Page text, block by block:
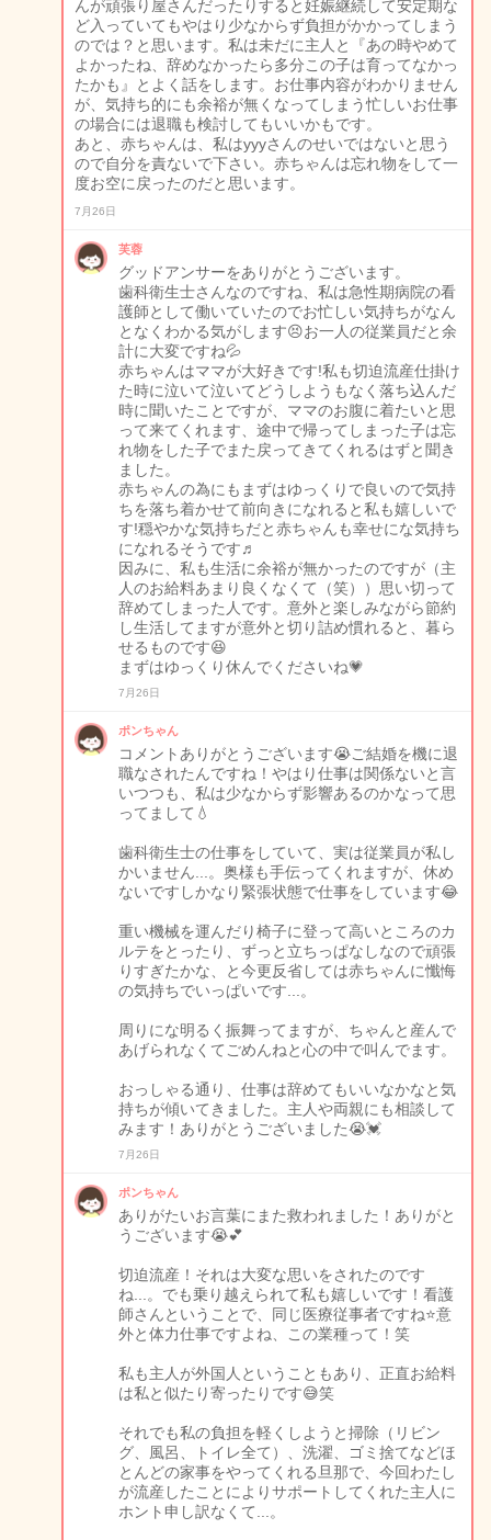
んが頑張り屋さんだったりすると妊娠継続して安定期な
ど入っていてもやはり少なからず負担がかかってしまう
のでは？と思います。私は未だに主人と『あの時やめて
よかったね、辞めなかったら多分この子は育ってなかっ
たかも』とよく話をします。お仕事内容がわかりません
が、気持ち的にも余裕が無くなってしまう忙しいお仕事
の場合には退職も検討してもいいかもです。
あと、赤ちゃんは、私はyyyさんのせいではないと思う
ので自分を責ないで下さい。赤ちゃんは忘れ物をして一
度お空に戻ったのだと思います。
7月26日
芙蓉
グッドアンサーをありがとうございます。
歯科衛生士さんなのですね、私は急性期病院の看
護師として働いていたのでお忙しい気持ちがなん
となくわかる気がします😣お一人の従業員だと余
計に大変ですね💦
赤ちゃんはママが大好きです!私も切迫流産仕掛け
た時に泣いて泣いてどうしようもなく落ち込んだ
時に聞いたことですが、ママのお腹に着たいと思
って来てくれます、途中で帰ってしまった子は忘
れ物をした子でまた戻ってきてくれるはずと聞き
ました。
赤ちゃんの為にもまずはゆっくりで良いので気持
ちを落ち着かせて前向きになれると私も嬉しいで
す!穏やかな気持ちだと赤ちゃんも幸せにな気持ち
になれるそうです♬
因みに、私も生活に余裕が無かったのですが（主
人のお給料あまり良くなくて（笑））思い切って
辞めてしまった人です。意外と楽しみながら節約
し生活してますが意外と切り詰め慣れると、暮ら
せるものです😆
まずはゆっくり休んでくださいね💗
7月26日
ポンちゃん
コメントありがとうございます😭ご結婚を機に退
職なされたんですね！やはり仕事は関係ないと言
いつつも、私は少なからず影響あるのかなって思
ってまして💧
歯科衛生士の仕事をしていて、実は従業員が私し
かいません...。奥様も手伝ってくれますが、休め
ないですしかなり緊張状態で仕事をしています😂
重い機械を運んだり椅子に登って高いところのカ
ルテをとったり、ずっと立ちっぱなしなので頑張
りすぎたかな、と今更反省しては赤ちゃんに懺悔
の気持ちでいっぱいです...。
周りにな明るく振舞ってますが、ちゃんと産んで
あげられなくてごめんねと心の中で叫んでます。
おっしゃる通り、仕事は辞めてもいいなかなと気
持ちが傾いてきました。主人や両親にも相談して
みます！ありがとうございました😭💓
7月26日
ポンちゃん
ありがたいお言葉にまた救われました！ありがと
うございます😭💕
切迫流産！それは大変な思いをされたのです
ね...。でも乗り越えられて私も嬉しいです！看護
師さんということで、同じ医療従事者ですね⭐️意
外と体力仕事ですよね、この業種って！笑
私も主人が外国人ということもあり、正直お給料
は私と似たり寄ったりです😅笑
それでも私の負担を軽くしようと掃除（リビン
グ、風呂、トイレ全て）、洗濯、ゴミ捨てなどほ
とんどの家事をやってくれる旦那で、今回わたし
が流産したことによりサポートしてくれた主人に
ホント申し訳なくて...。